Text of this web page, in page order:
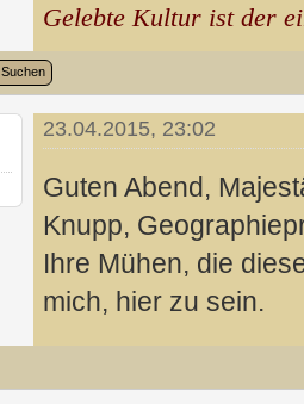
Gelebte Kultur ist der
Suchen
23.04.2015, 23:02
Guten Abend,
Knupp,
Ihre Mühen, die
mich, hier zu sein.